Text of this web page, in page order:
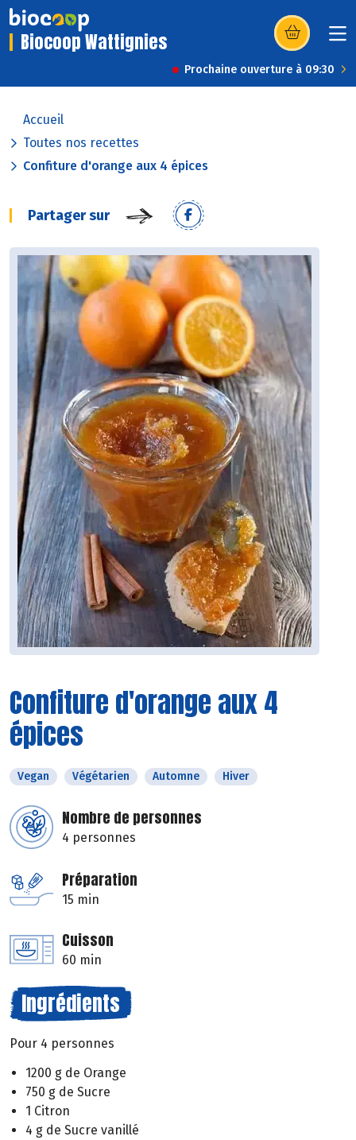
Biocoop Wattignies (s’ouvre dans
Prochaine ouverture à 09:30
Accueil
Toutes nos recettes
Confiture d'orange aux 4 épices
Partager sur
Confiture d'orange aux 4
épices
Vegan Végétarien Automne Hiver
Nombre de personnes
4 personnes
Préparation
15 min
Cuisson
60 min
Ingrédients
Pour 4 personnes
1200 g de Orange
750 g de Sucre
1 Citron
4 g de Sucre vanillé